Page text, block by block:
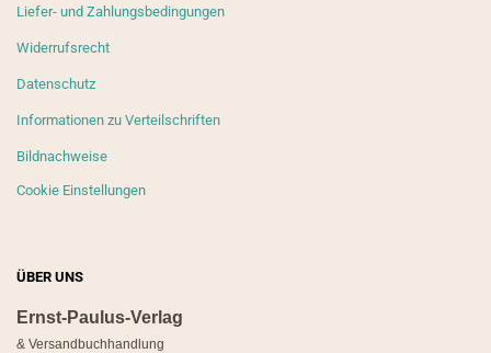
Liefer- und Zahlungsbedingungen
Widerrufsrecht
Datenschutz
Informationen zu Verteilschriften
Bildnachweise
Cookie Einstellungen
ÜBER UNS
Ernst-Paulus-Verlag
& Versandbuchhandlung